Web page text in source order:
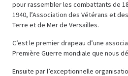
pour rassembler les combattants de
1940, l’Association des Vétérans et
Terre et de Mer de Versailles.
C’est le premier drapeau d’une
Première Guerre mondiale que nous
Ensuite par l’exceptionnelle